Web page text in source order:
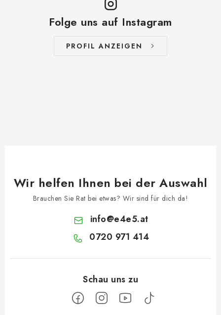
Folge uns auf Instagram
PROFIL ANZEIGEN
Wir helfen Ihnen bei der Auswahl
Brauchen Sie Rat bei etwas? Wir sind für dich da!
info@e4e5.at
0720 971 414